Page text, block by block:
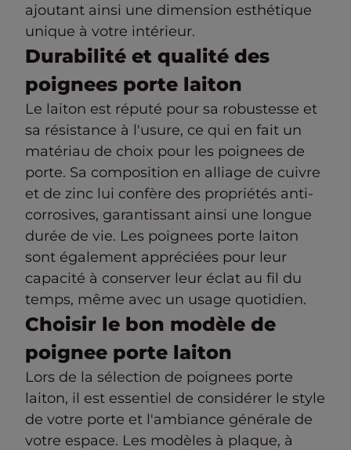
ajoutant ainsi une dimension esthétique
unique à votre intérieur.
Durabilité et qualité des
poignees porte laiton
Le laiton est réputé pour sa robustesse et
sa résistance à l'usure, ce qui en fait un
matériau de choix pour les poignees de
porte. Sa composition en alliage de cuivre
et de zinc lui confère des propriétés anti-
corrosives, garantissant ainsi une longue
durée de vie. Les poignees porte laiton
sont également appréciées pour leur
capacité à conserver leur éclat au fil du
temps, même avec un usage quotidien.
Choisir le bon modèle de
poignee porte laiton
Lors de la sélection de poignees porte
laiton, il est essentiel de considérer le style
de votre porte et l'ambiance générale de
votre espace. Les modèles à plaque, à